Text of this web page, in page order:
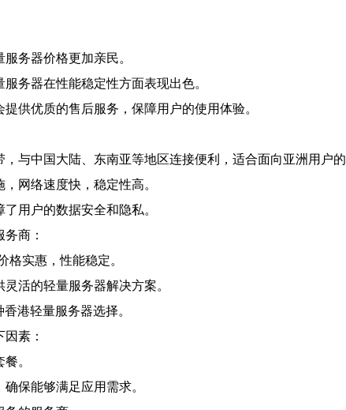
务器价格更加亲民。
务器在性能稳定性方面表现出色。
供优质的售后服务，保障用户的使用体验。
与中国大陆、东南亚等地区连接便利，适合面向亚洲用户的
网络速度快，稳定性高。
用户的数据安全和隐私。
商：
格实惠，性能稳定。
活的轻量服务器解决方案。
港轻量服务器选择。
素：
。
保能够满足应用需求。